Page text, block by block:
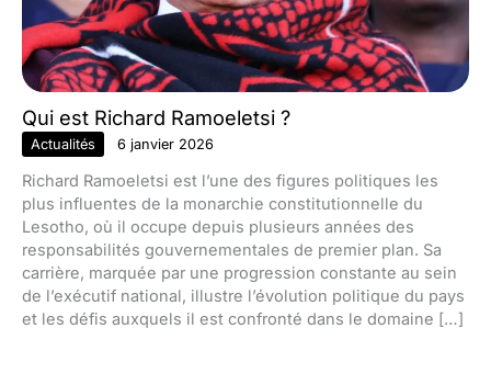
Qui est Richard Ramoeletsi ?
Actualités 6 janvier 2026
Richard Ramoeletsi est l’une des figures politiques les
plus influentes de la monarchie constitutionnelle du
Lesotho, où il occupe depuis plusieurs années des
responsabilités gouvernementales de premier plan. Sa
carrière, marquée par une progression constante au sein
de l’exécutif national, illustre l’évolution politique du pays
et les défis auxquels il est confronté dans le domaine […]